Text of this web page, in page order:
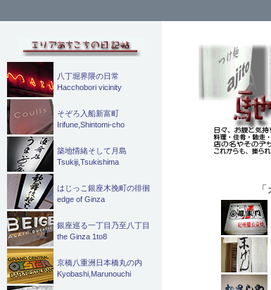
索
八丁堀界隈の日常
Hacchobori vicinity
そぞろ入船新富町
Irifune,Shintomi-cho
築地情緒そして月島
Tsukiji,Tsukishima
はじっこ銀座木挽町の徘徊
edge of Ginza
銀座巡る一丁目乃至八丁目
the Ginza 1to8
京橋八重洲日本橋丸の内
Kyobashi,Marunouchi